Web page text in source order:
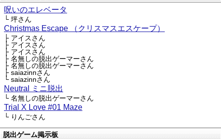
呪いのエレベータ
└ 坪さん
Christmas Escape （クリスマスエスケープ）
├ アイスさん
├ アイスさん
├ アイスさん
├ 名無しの脱出ゲーマーさん
├ 名無しの脱出ゲーマーさん
├ saiazinnさん
└ saiazinnさん
Neutral ミニ脱出
└ 名無しの脱出ゲーマーさん
Trial X Love #01 Maze
└ りんごさん
脱出ゲーム掲示板